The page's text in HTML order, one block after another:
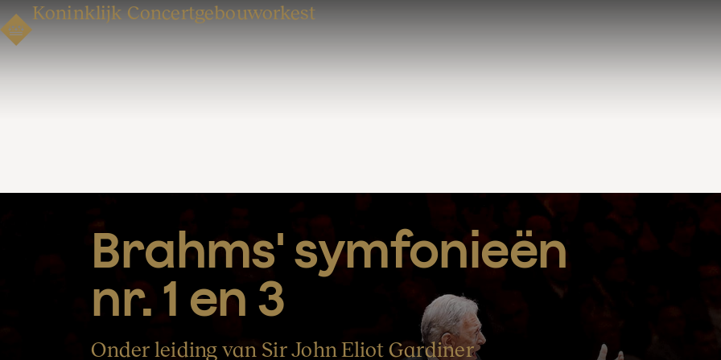
Koninklijk Concertgebouworkest
Brahms' symfonieën
nr. 1 en 3
Onder leiding van Sir John Eliot Gardiner